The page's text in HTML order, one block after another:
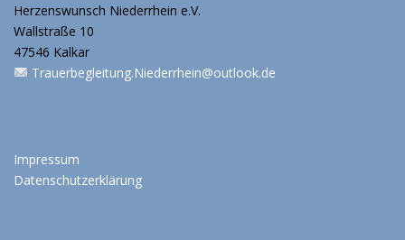
Herzenswunsch Niederrhein e.V.
Wallstraße 10
47546 Kalkar
Trauerbegleitung.Niederrhein@outlook.de
Impressum
Datenschutzerklärung